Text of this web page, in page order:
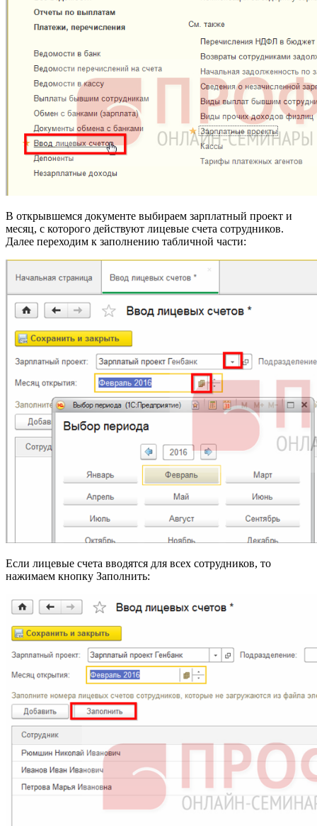
В открывшемся документе выбираем зарплатный проект и
месяц, с которого действуют лицевые счета сотрудников.
Далее переходим к заполнению табличной части:
Если лицевые счета вводятся для всех сотрудников, то
нажимаем кнопку Заполнить: